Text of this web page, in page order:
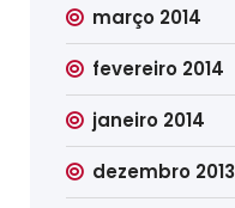
março 2014
fevereiro 2014
janeiro 2014
dezembro 2013